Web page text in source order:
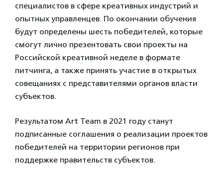
специалистов в сфере креативных индустрий и
опытных управленцев. По окончании обучения
будут определены шесть победителей, которые
смогут лично презентовать свои проекты на
Российской креативной неделе в формате
питчинга, а также принять участие в открытых
совещаниях с представителями органов власти
субъектов.
Результатом Art Team в 2021 году станут
подписанные соглашения о реализации проектов
победителей на территории регионов при
поддержке правительств субъектов.